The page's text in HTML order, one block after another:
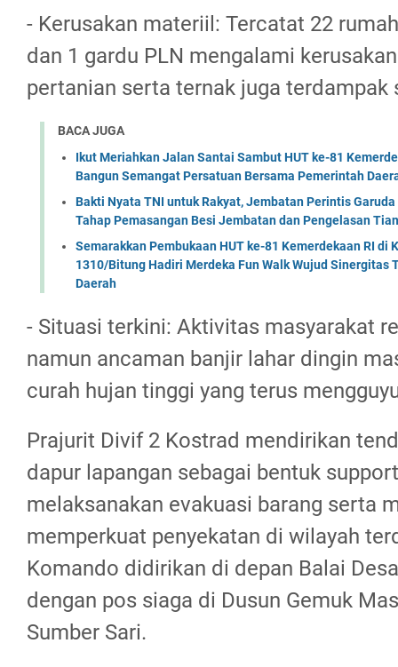
- Kerusakan materiil: Tercatat 22
dan 1 gardu PLN mengalami
pertanian serta ternak juga
BACA JUGA
Ikut Meriahkan Jalan Santai Sambut HUT ke-81
Bangun Semangat Persatuan Bersama Pemerintah
Bakti Nyata TNI untuk Rakyat, Jembatan Perintis
Tahap Pemasangan Besi Jembatan dan Pengelasan
Semarakkan Pembukaan HUT ke-81 Kemerdekaan RI di
1310/Bitung Hadiri Merdeka Fun Walk Wujud Sinergitas
Daerah
- Situasi terkini: Aktivitas masyarakat
namun ancaman banjir lahar dingin
curah hujan tinggi yang terus
Prajurit Divif 2 Kostrad mendirikan
dapur lapangan sebagai bentuk
melaksanakan evakuasi barang serta
memperkuat penyekatan di wilayah
Komando didirikan di depan Balai
dengan pos siaga di Dusun Gemuk
Sumber Sari.